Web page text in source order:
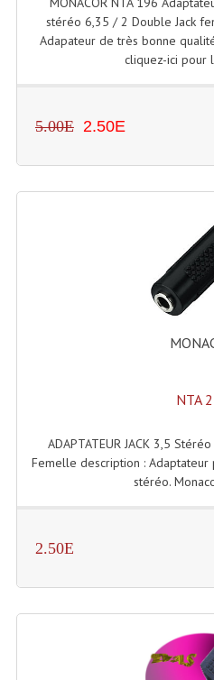
Filtres
Haut-Parleurs
Lecteurs
Lecteurs
Lecteurs Cd À
Lecteurs Double
Digital
Limiteur De
Microphones
stéréo 6,35 / 2 Double Jack
Adapateur de très bonne
cliquez-ici pour
5.00E 2.50E
NTA
ADAPTATEUR JACK 3,5
Femelle description :
stéréo.
2.50E